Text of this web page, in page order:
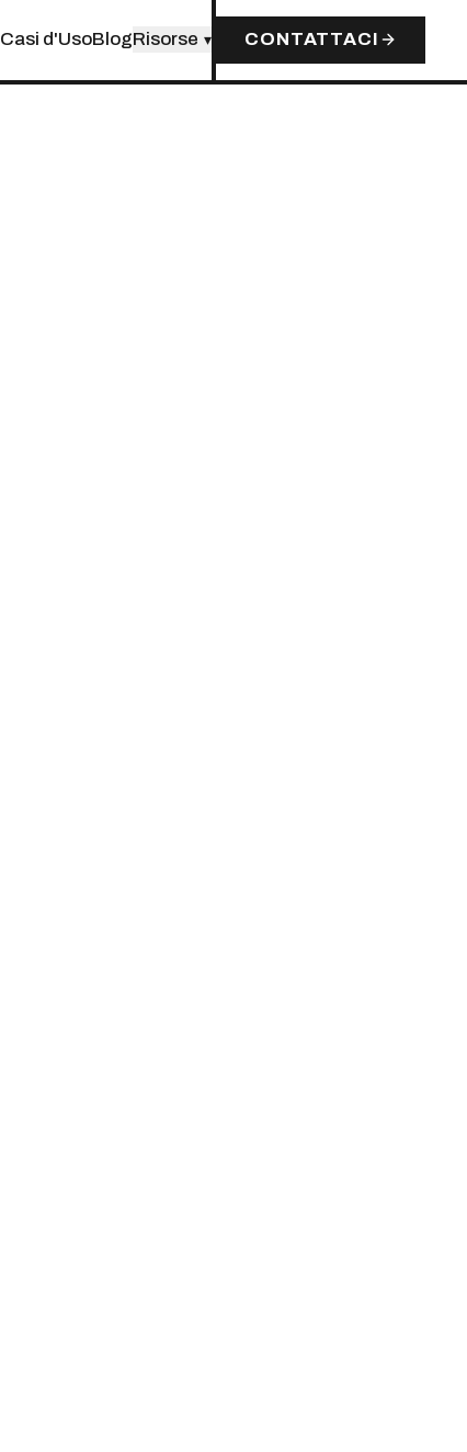
Casi d'UsoBlogRisorse ▾ CONTATTACI